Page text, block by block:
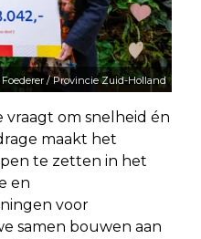
Foederer / Provincie Zuid-Holland
vraagt om snelheid én
maakt het
te zetten in het
en
voor
samen bouwen aan